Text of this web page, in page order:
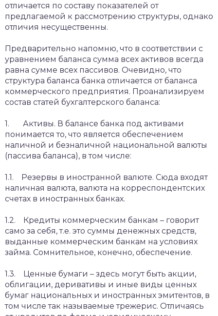
отличается по составу показателей от
предлагаемой к рассмотрению структуры, однако
отличия несущественны.
Предварительно напомню, что в соответствии с
уравнением баланса сумма всех активов всегда
равна сумме всех пассивов. Очевидно, что
структура баланса банка отличается от баланса
коммерческого предприятия. Проанализируем
состав статей бухгалтерского баланса:
1. Активы. В балансе банка под активами
понимается то, что является обеспечением
наличной и безналичной национальной валюты
(пассива баланса), в том числе:
1.1. Резервы в иностранной валюте. Сюда входят
наличная валюта, валюта на корреспондентских
счетах в иностранных банках.
1.2. Кредиты коммерческим банкам – говорит
само за себя, т.е. это суммы денежных средств,
выданные коммерческим банкам на условиях
займа. Сомнительное, конечно, обеспечение.
1.3. Ценные бумаги – здесь могут быть акции,
облигации, деривативы и иные виды ценных
бумаг национальных и иностранных эмитентов, в
том числе так называемые трежерис. Отличаясь